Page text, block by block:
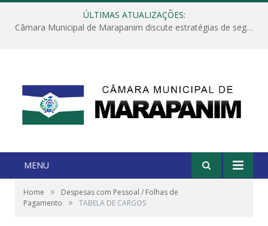
ÚLTIMAS ATUALIZAÇÕES:
Câmara Municipal de Marapanim discute estratégias de segurança com autoridades e poder executivo
MENU
Home »
Despesas com Pessoal / Folhas de
Pagamento
» TABELA DE CARGOS